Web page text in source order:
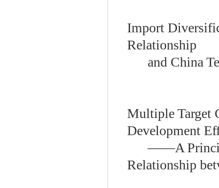
Import
Relationship
and China
Multiple Target
Development
——A
Relationship